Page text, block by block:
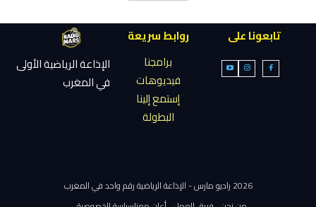
تابعونا على
روابط سريعة
برامجنا
فيديوهات
إستمع إلينا
البطولة
الإذاعة الرياضية الأولى
في المغرب
2026 راديو مارس - الإذاعة الرياضية رقم واحد في المغرب